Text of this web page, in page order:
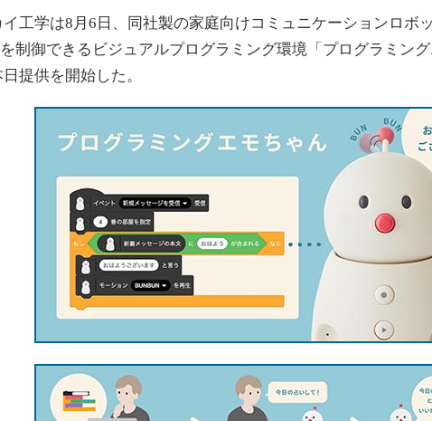
工学は8月6日、同社製の家庭向けコミュニケーションロボ
制御できるビジュアルプログラミング環境「プログラミン
提供を開始した。